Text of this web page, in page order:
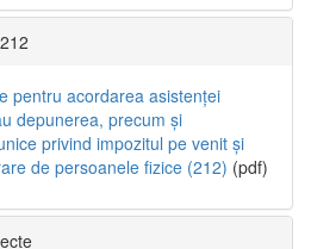
pentru acordarea asistenței
depunerea, precum și
privind impozitul pe venit și
de persoanele fizice (212) (pdf)